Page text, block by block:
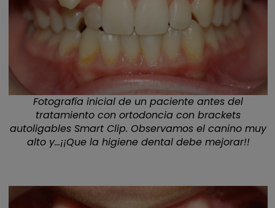
Fotografía inicial de un paciente antes del
tratamiento con ortodoncia con brackets
autoligables Smart Clip. Observamos el canino muy
alto y…¡¡Que la higiene dental debe mejorar!!